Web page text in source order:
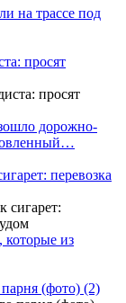
на трассе под
просят
дорожно-
перевозка
которые из
(фото) (2)